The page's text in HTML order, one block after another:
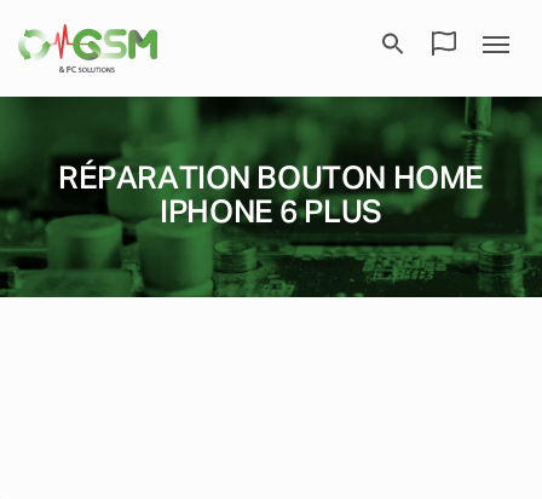
RÉPARATION BOUTON HOME
IPHONE 6 PLUS